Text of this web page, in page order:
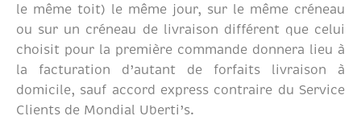
le même toit) le même jour, sur le même créneau
ou sur un créneau de livraison différent que celui
choisit pour la première commande donnera lieu à
la facturation d’autant de forfaits livraison à
domicile, sauf accord express contraire du Service
Clients de Mondial Uberti’s.